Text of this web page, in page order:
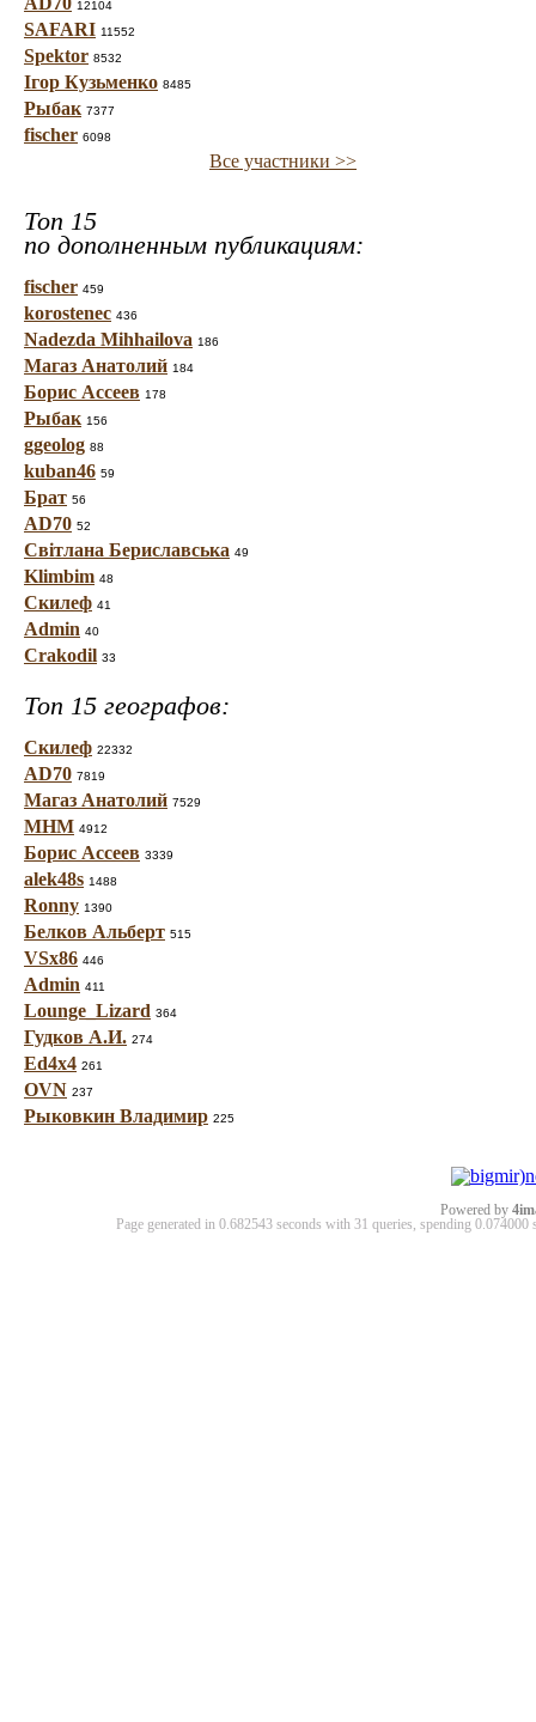
12104
SAFARI 11552
Spektor 8532
Ігор Кузьменко 8485
Рыбак 7377
fischer 6098
Все участники >>
Топ 15
по дополненным публикациям:
fischer 459
korostenec 436
Nadezda Mihhailova 186
Магаз Анатолий 184
Борис Ассеев 178
Рыбак 156
ggeolog 88
kuban46 59
Брат 56
AD70 52
Світлана Бериславська 49
Klimbim 48
Скилеф 41
Admin 40
Crakodil 33
Топ 15 географов:
Скилеф 22332
AD70 7819
Магаз Анатолий 7529
МНМ 4912
Борис Ассеев 3339
alek48s 1488
Ronny 1390
Белков Альберт 515
VSx86 446
Admin 411
Lounge_Lizard 364
Гудков А.И. 274
Ed4x4 261
OVN 237
Рыковкин Владимир 225
Powered by
Page generated in 0.682543 seconds with 31 queries, spending